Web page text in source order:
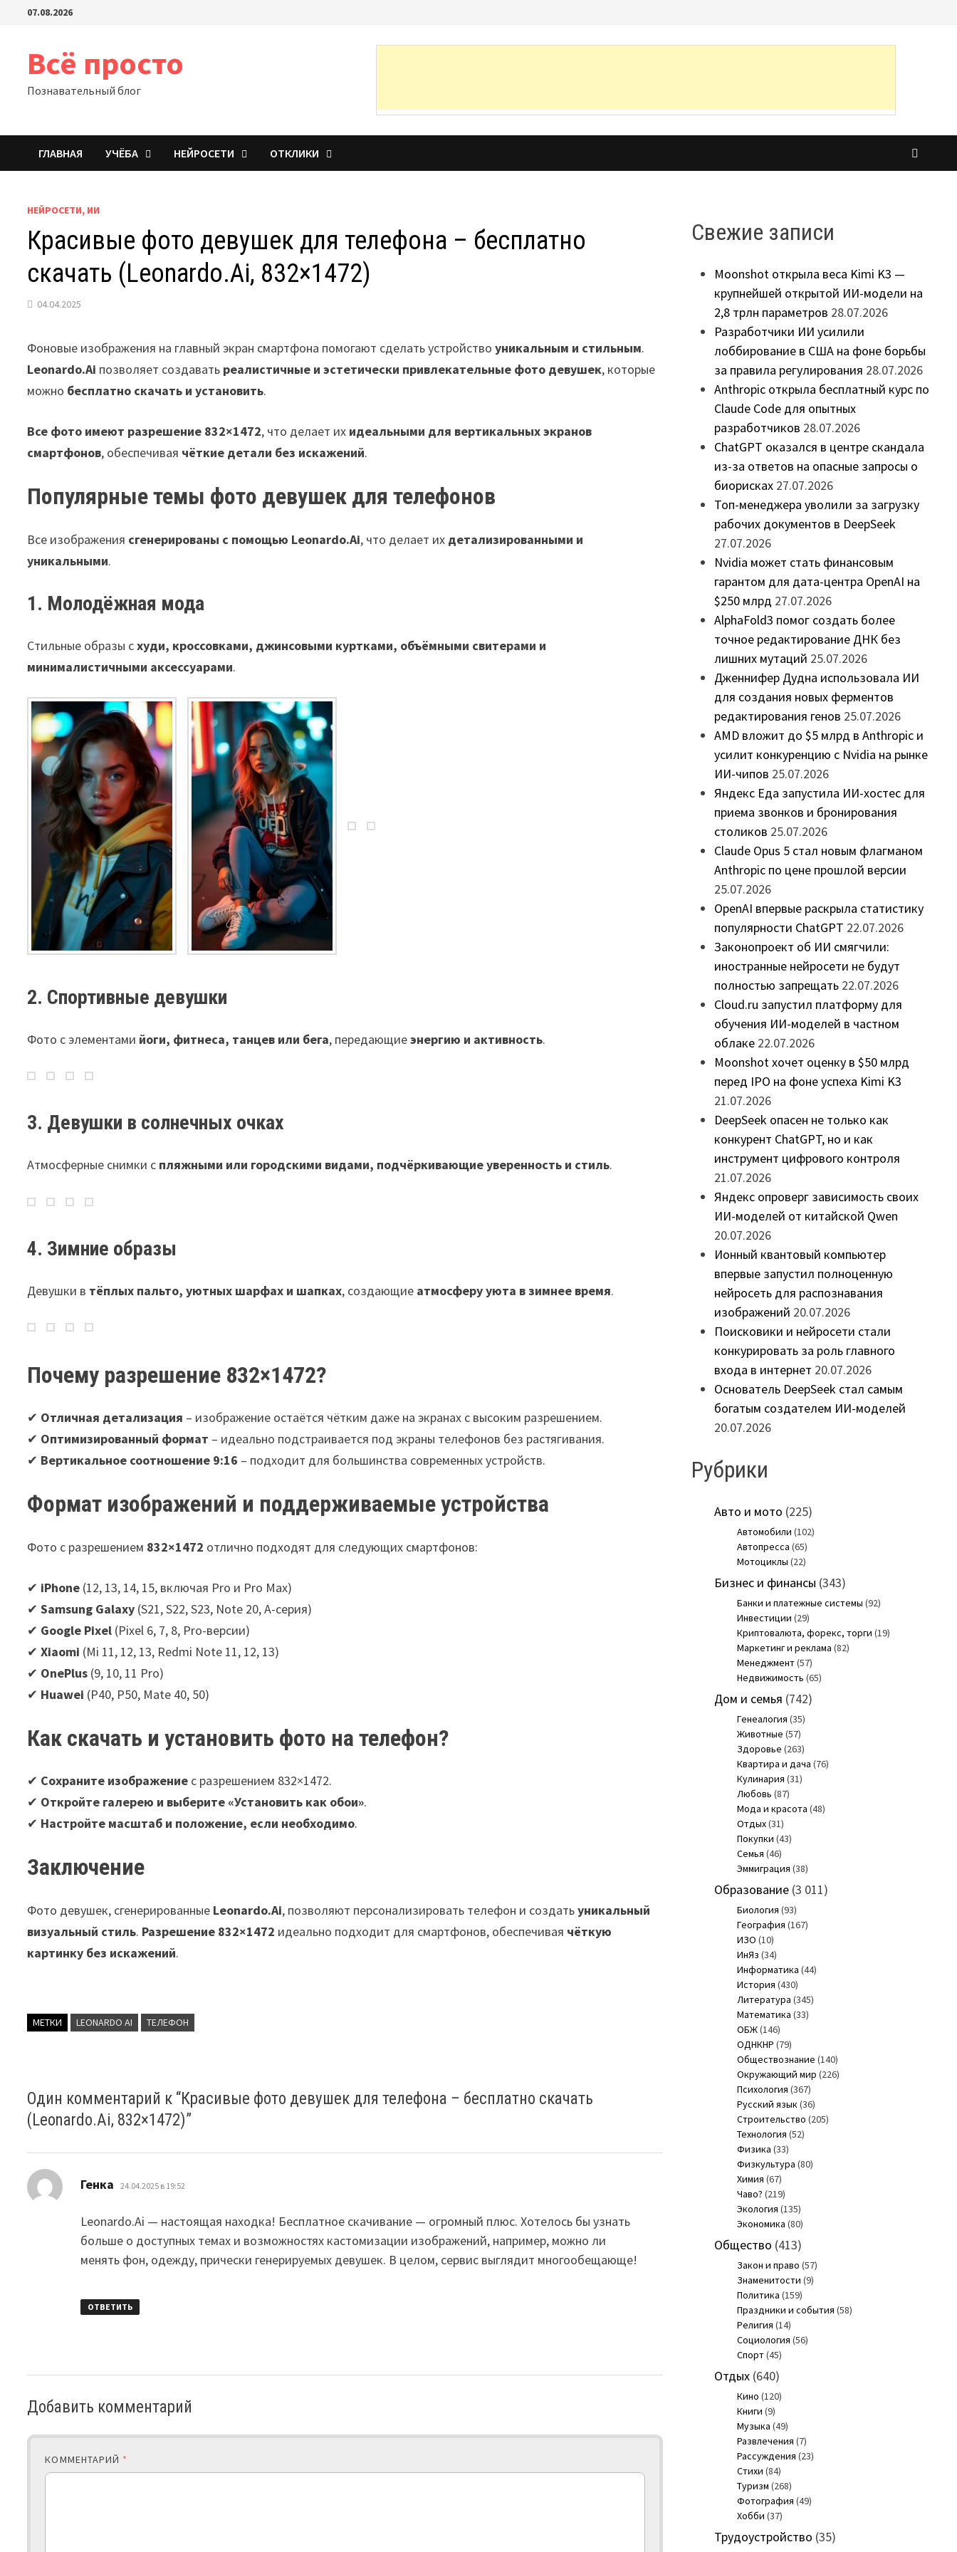
Перейти07.08.2026
Всё просто
Познавательный блог
ГЛАВНАЯ УЧЁБА НЕЙРОСЕТИ ОТКЛИКИ
НЕЙРОСЕТИ, ИИ
Красивые фото девушек для телефона – бесплатно
скачать (Leonardo.Ai, 832×1472)
04.04.2025
Фоновые изображения на главный экран смартфона помогают сделать устройствоуникальным и стильным.
Leonardo.Ai позволяет создавать реалистичные и эстетически привлекательные фото девушек, которые
можно бесплатно скачать и установить.
Все фото имеют разрешение 832×1472, что делает их идеальными для вертикальных экранов
смартфонов, обеспечивая чёткие детали без искажений.
Популярные темы фото девушек для телефонов
Все изображения сгенерированы с помощью Leonardo.Ai, что делает их детализированными и
уникальными.
1. Молодёжная мода
Стильные образы схуди, кроссовками, джинсовыми куртками, объёмными свитерами и
минималистичными аксессуарами.
2. Спортивные девушки
Фото с элементами йоги, фитнеса, танцев или бега, передающиеэнергию и активность.
3. Девушки в солнечных очках
Атмосферные снимки с пляжными или городскими видами, подчёркивающие уверенность и стиль.
4. Зимние образы
Девушки в тёплых пальто, уютных шарфах и шапках, создающие атмосферу уюта в зимнее время.
Почему разрешение 832×1472?
✔ Отличная детализация – изображение остаётся чётким даже на экранах с высоким разрешением.
✔ Оптимизированный формат – идеально подстраивается под экраны телефонов без растягивания.
✔ Вертикальное соотношение 9:16 – подходит для большинства современных устройств.
Формат изображений и поддерживаемые устройства
Фото с разрешением 832×1472 отлично подходят для следующих смартфонов:
✔ iPhone (12, 13, 14, 15, включая Pro и Pro Max)
✔Samsung Galaxy (S21, S22, S23, Note 20, A-серия)
✔ Google Pixel (Pixel 6, 7, 8, Pro-версии)
✔Xiaomi (Mi 11, 12, 13, Redmi Note 11, 12, 13)
✔ OnePlus (9, 10, 11 Pro)
✔ Huawei (P40, P50, Mate 40, 50)
Как скачать и установить фото на телефон?
✔ Сохраните изображение с разрешением 832×1472.
✔ Откройте галерею и выберите «Установить как обои».
✔ Настройте масштаб и положение, если необходимо.
Заключение
Фото девушек, сгенерированные Leonardo.Ai, позволяют персонализировать телефон и создатьуникальный
визуальный стиль. Разрешение 832×1472 идеально подходит для смартфонов, обеспечивая чёткую
картинку без искажений.
МЕТКИ LEONARDO AI ТЕЛЕФОН
Один комментарий к “Красивые фото девушек для телефона – бесплатно скачать
(Leonardo.Ai, 832×1472)”
Генка 24.04.2025 в 19:52
Leonardo.Ai — настоящая находка! Бесплатное скачивание — огромный плюс. Хотелось бы узнать
больше о доступных темах и возможностях кастомизации изображений, например, можно ли
менять фон, одежду, прически генерируемых девушек. В целом, сервис выглядит многообещающе!
ОТВЕТИТЬ
Добавить комментарий
КОММЕНТАРИЙ *
Свежие записи
Moonshot открыла веса Kimi K3 —
крупнейшей открытой ИИ-модели на
2,8 трлн параметров 28.07.2026
Разработчики ИИ усилили
лоббирование в США на фоне борьбы
за правила регулирования 28.07.2026
Anthropic открыла бесплатный курс по
Claude Code для опытных
разработчиков 28.07.2026
ChatGPT оказался в центре скандала
из-за ответов на опасные запросы о
биорисках 27.07.2026
Топ-менеджера уволили за загрузку
рабочих документов в DeepSeek
27.07.2026
Nvidia может стать финансовым
гарантом для дата-центра OpenAI на
$250 млрд 27.07.2026
AlphaFold3 помог создать более
точное редактирование ДНК без
лишних мутаций 25.07.2026
Дженнифер Дудна использовала ИИ
для создания новых ферментов
редактирования генов 25.07.2026
AMD вложит до $5 млрд в Anthropic и
усилит конкуренцию с Nvidia на рынке
ИИ-чипов 25.07.2026
Яндекс Еда запустила ИИ-хостес для
приема звонков и бронирования
столиков 25.07.2026
Claude Opus 5 стал новым флагманом
Anthropic по цене прошлой версии
25.07.2026
OpenAI впервые раскрыла статистику
популярности ChatGPT 22.07.2026
Законопроект об ИИ смягчили:
иностранные нейросети не будут
полностью запрещать 22.07.2026
Cloud.ru запустил платформу для
обучения ИИ-моделей в частном
облаке 22.07.2026
Moonshot хочет оценку в $50 млрд
перед IPO на фоне успеха Kimi K3
21.07.2026
DeepSeek опасен не только как
конкурент ChatGPT, но и как
инструмент цифрового контроля
21.07.2026
Яндекс опроверг зависимость своих
ИИ-моделей от китайской Qwen
20.07.2026
Ионный квантовый компьютер
впервые запустил полноценную
нейросеть для распознавания
изображений 20.07.2026
Поисковики и нейросети стали
конкурировать за роль главного
входа в интернет 20.07.2026
Основатель DeepSeek стал самым
богатым создателем ИИ-моделей
20.07.2026
Рубрики
Авто и мото (225)
Автомобили (102)
Автопресса (65)
Мотоциклы (22)
Бизнес и финансы (343)
Банки и платежные системы (92)
Инвестиции (29)
Криптовалюта, форекс, торги (19)
Маркетинг и реклама (82)
Менеджмент(57)
Недвижимость (65)
Дом и семья (742)
Генеалогия (35)
Животные (57)
Здоровье (263)
Квартира и дача (76)
Кулинария (31)
Любовь (87)
Мода и красота (48)
Отдых(31)
Покупки (43)
Семья (46)
Эммиграция (38)
Образование(3 011)
Биология (93)
География (167)
ИЗО (10)
ИнЯз (34)
Информатика (44)
История (430)
Литература (345)
Математика (33)
ОБЖ(146)
ОДНКНР (79)
Обществознание (140)
Окружающий мир (226)
Психология (367)
Русский язык(36)
Строительство (205)
Технология (52)
Физика (33)
Физкультура (80)
Химия (67)
Чаво? (219)
Экология (135)
Экономика (80)
Общество (413)
Закон и право (57)
Знаменитости (9)
Политика (159)
Праздники и события (58)
Религия (14)
Социология (56)
Спорт(45)
Отдых(640)
Кино (120)
Книги (9)
Музыка (49)
Развлечения (7)
Рассуждения (23)
Стихи (84)
Туризм (268)
Фотография (49)
Хобби (37)
Трудоустройство (35)